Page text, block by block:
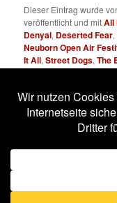
Dieser Eintrag wurde
veröffentlicht und mitAll
Denyal, Deserted Fear,
Neuborn Open Air
It All,Street Dogs,The
verschlagwortet. Setze
Impressum